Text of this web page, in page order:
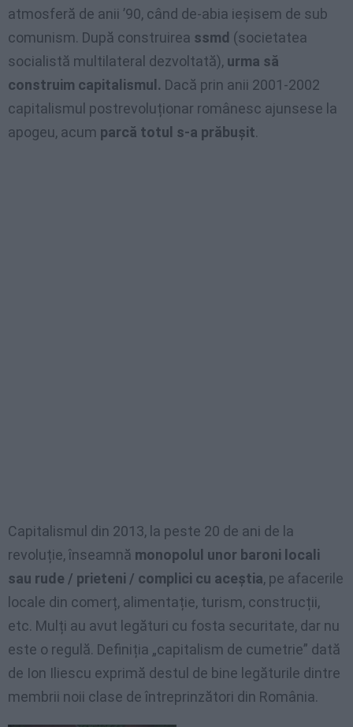
atmosferă de anii ’90, când de-abia ieșisem de sub
comunism. După construirea ssmd (societatea
socialistă multilateral dezvoltată), urma să
construim capitalismul. Dacă prin anii 2001-2002
capitalismul postrevoluționar românesc ajunsese la
apogeu, acum parcă totul s-a prăbușit.
Capitalismul din 2013, la peste 20 de ani de la
revoluție, înseamnă monopolul unor baroni locali
sau rude / prieteni / complici cu aceștia, pe afacerile
locale din comerț, alimentație, turism, construcții,
etc. Mulți au avut legături cu fosta securitate, dar nu
este o regulă. Definiția „capitalism de cumetrie” dată
de Ion Iliescu exprimă destul de bine legăturile dintre
membrii noii clase de întreprinzători din România.